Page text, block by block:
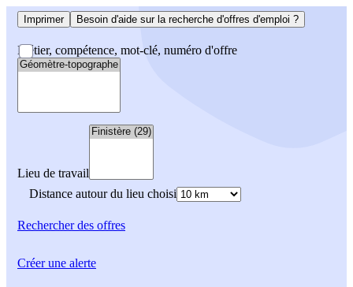
Imprimer Besoin d'aide sur la recherche d'offres d'emploi ?
Métier, compétence, mot-clé, numéro d'offre
Lieu de travail
Distance autour du lieu choisi
Rechercherdes offres
Créer une alerte